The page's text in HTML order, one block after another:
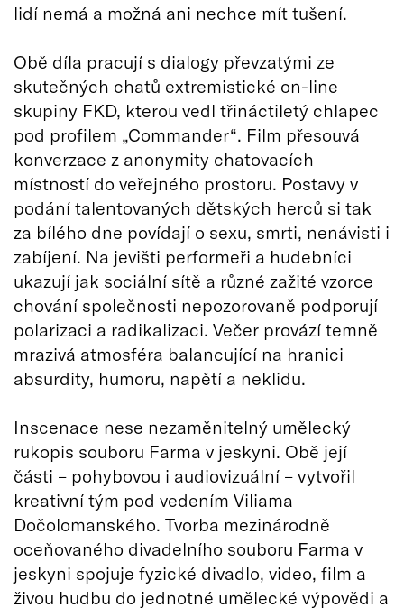
lidí nemá a možná ani nechce mít tušení.
Obě díla pracují s dialogy převzatými ze
skutečných chatů extremistické on-line
skupiny FKD, kterou vedl třináctiletý chlapec
pod profilem „Commander“. Film přesouvá
konverzace z anonymity chatovacích
místností do veřejného prostoru. Postavy v
podání talentovaných dětských herců si tak
za bílého dne povídají o sexu, smrti, nenávisti i
zabíjení. Na jevišti performeři a hudebníci
ukazují jak sociální sítě a různé zažité vzorce
chování společnosti nepozorovaně podporují
polarizaci a radikalizaci. Večer provází temně
mrazivá atmosféra balancující na hranici
absurdity, humoru, napětí a neklidu.
Inscenace nese nezaměnitelný umělecký
rukopis souboru Farma v jeskyni. Obě její
části – pohybovou i audiovizuální – vytvořil
kreativní tým pod vedením Viliama
Dočolomanského. Tvorba mezinárodně
oceňovaného divadelního souboru Farma v
jeskyni spojuje fyzické divadlo, video, film a
živou hudbu do jednotné umělecké výpovědi a